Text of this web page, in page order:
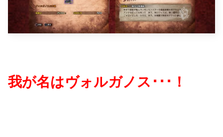
我が名はヴォルガノス･･･！